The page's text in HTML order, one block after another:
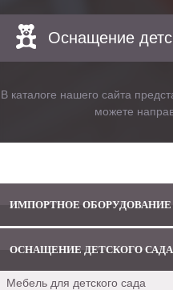
Оснащение
В каталоге нашего сайта
можете
ИМПОРТНОЕ ОБОРУДОВАНИЕ
ОСНАЩЕНИЕ ДЕТСКОГО САДА
Мебель для детского сада